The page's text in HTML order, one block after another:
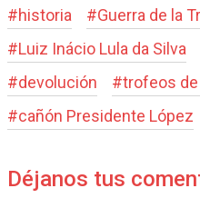
#historia #Guerra de la
#Luiz Inácio Lula da Silva
#devolución #trofeos
#cañón Presidente López
Déjanos tus